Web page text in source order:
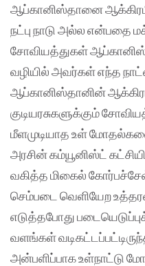
ஆப்கானிஸ்தானை
நட்பு நாடு அல்ல என்பதை
சோவியத்துகள்
வழியில் அவர்கள் எந்த
ஆப்கானிஸ்தானின்
குடியரசுகளுக்கும்
மீளமுடியாத உள்
அரசின் கம்யூனிஸ்ட்
வகித்த மிகைல்
செம்படை வெளியேற
எடுத்தபோது
வளங்கள்
அன்பளிப்பாக உள்நாட்டு